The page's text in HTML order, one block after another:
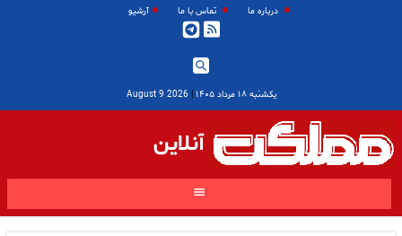
درباره ما تماس با ما آرشیو
یکشنبه ۱۸ مرداد ۱۴۰۵ |
2026 August 9
آنلاین